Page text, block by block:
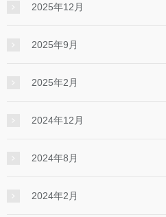
2025年12月
2025年9月
2025年2月
2024年12月
2024年8月
2024年2月